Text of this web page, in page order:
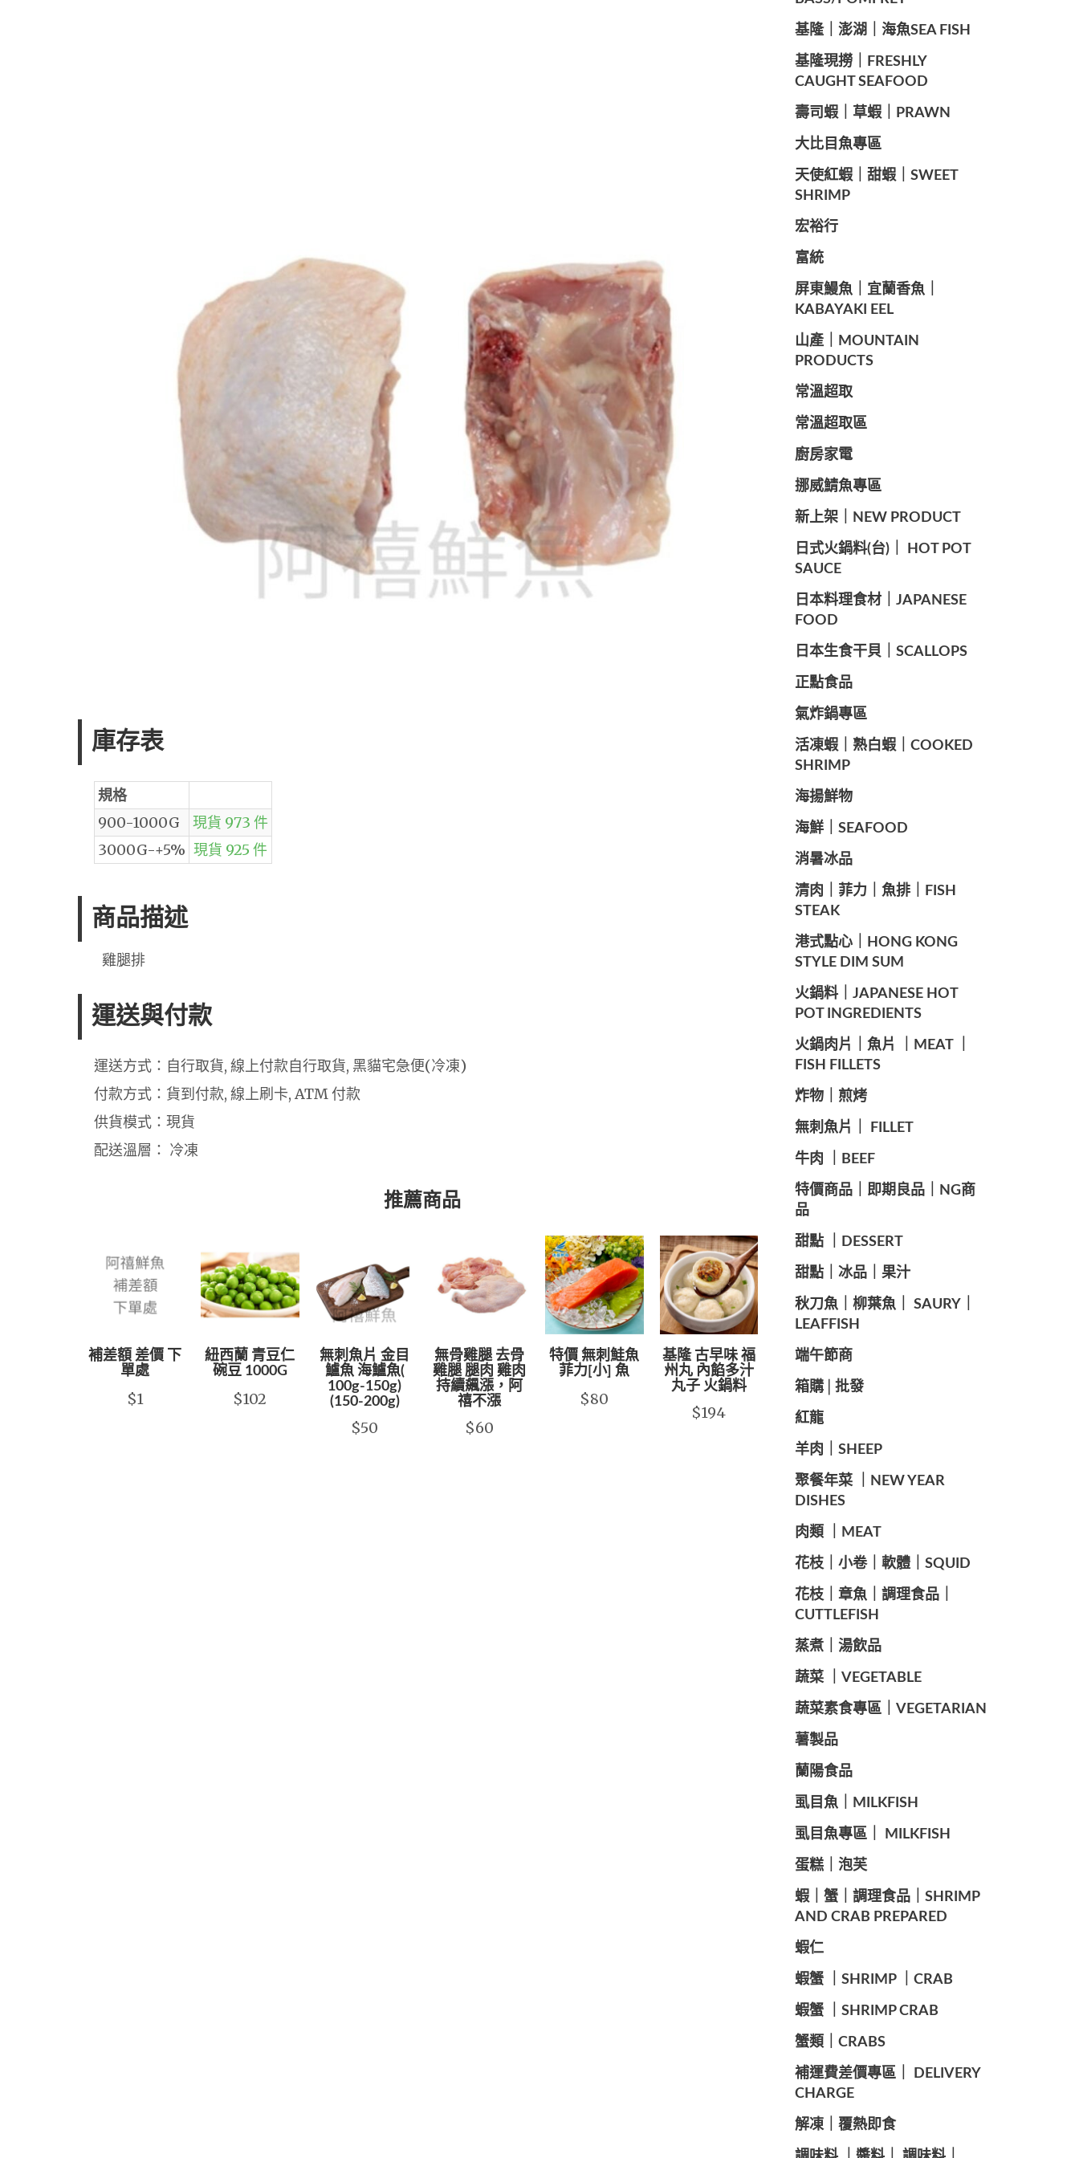
庫存表
規格
900-1000G
現貨 973 件
3000G-+5% 現貨 925 件
商品描述
雞腿排
運送與付款
運送方式：自行取貨, 線上付款自行取貨, 黑貓宅急便(冷凍)
付款方式：貨到付款, 線上刷卡, ATM 付款
供貨模式：現貨
配送溫層： 冷凍
推薦商品
補差額 差價 下
單處
$1
紐西蘭 青豆仁
碗豆 1000G
$102
無刺魚片 金目
鱸魚 海鱸魚(
100g-150g)
(150-200g)
$50
無骨雞腿 去骨
雞腿 腿肉 雞肉
持續飆漲，阿
禧不漲
$60
特價 無刺鮭魚
菲力[小] 魚
$80
基隆 古早味 福
州丸 內餡多汁
丸子 火鍋料
$194
️基隆｜澎湖｜海魚SEA ​​FISH
️基隆現撈｜FRESHLY
CAUGHT SEAFOOD
️壽司蝦｜草蝦｜PRAWN
️大比目魚專區
️天使紅蝦｜甜蝦｜SWEET
SHRIMP
宏裕行
富統
️屏東鰻魚｜宜蘭香魚｜
KABAYAKI EEL
山產｜MOUNTAIN
PRODUCTS
常溫超取
常溫超取區
廚房家電
️挪威鯖魚專區
️新上架｜NEW PRODUCT
️日式火鍋料(台)｜ HOT POT
SAUCE
️日本料理食材｜JAPANESE
FOOD
日本生食干貝｜SCALLOPS
正點食品
️氣炸鍋專區
️活凍蝦｜熟白蝦｜COOKED
SHRIMP
海揚鮮物
海鮮｜SEAFOOD
️消暑冰品
️清肉｜菲力｜魚排｜FISH
STEAK
️港式點心｜HONG KONG
STYLE DIM SUM
️火鍋料｜JAPANESE HOT
POT INGREDIENTS
️火鍋肉片｜魚片 ｜MEAT ｜
FISH FILLETS
️炸物｜煎烤
️無刺魚片｜ FILLET
牛肉 ｜BEEF
️特價商品｜即期良品｜NG商
品
甜點 ｜DESSERT
️甜點｜冰品｜果汁
️秋刀魚｜柳葉魚｜ SAURY｜
LEAFFISH
️端午節商️
️箱購│批發
紅龍
羊肉｜SHEEP
️聚餐年菜 ｜NEW YEAR
DISHES
肉類 ｜MEAT
️花枝｜小卷｜軟體｜SQUID
花枝｜章魚｜調理食品｜
CUTTLEFISH
️蒸煮｜湯飲品
蔬菜 ｜VEGETABLE
蔬菜素食專區｜VEGETARIAN
️薯製品
蘭陽食品
️虱目魚｜MILKFISH
️虱目魚專區｜ MILKFISH
️蛋糕｜泡芙
️蝦｜蟹｜調理食品｜SHRIMP
AND CRAB PREPARED
️蝦仁
️蝦蟹 ｜SHRIMP ｜CRAB
️蝦蟹 ｜SHRIMP CRAB
️蟹類｜CRABS
️補運費差價專區｜ DELIVERY
CHARGE
️解凍｜覆熱即食